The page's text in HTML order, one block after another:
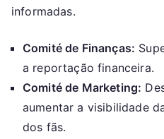
informadas.
Comité de Finanças:
a reportação financeira.
Comité de Marketing:
aumentar a visibilidade
dos fãs.